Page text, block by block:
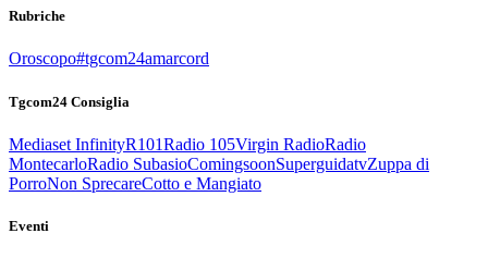
Rubriche
Oroscopo#tgcom24amarcord
Tgcom24 Consiglia
Mediaset InfinityR101Radio 105Virgin RadioRadio
MontecarloRadio SubasioComingsoonSuperguidatvZuppa di
PorroNon SprecareCotto e Mangiato
Eventi